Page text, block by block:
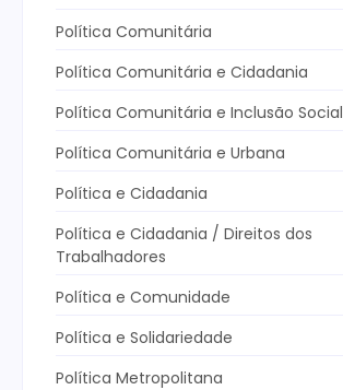
Política Comunitária
Política Comunitária e Cidadania
Política Comunitária e Inclusão Social
Política Comunitária e Urbana
Política e Cidadania
Política e Cidadania / Direitos dos
Trabalhadores
Política e Comunidade
Política e Solidariedade
Política Metropolitana